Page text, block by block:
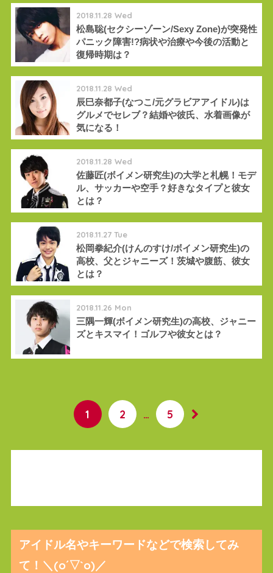
2018.11.28 Wed
松島聡(セクシーゾーン/Sexy Zone)が突発性
パニック障害!?病状や治療や今後の活動と
復帰時期は？
2018.11.28 Wed
辰巳奈都子(なつこ/元グラビアアイドル)は
グルメでセレブ？結婚や彼氏、水着画像が
気になる！
2018.11.28 Wed
佐藤匠(ボイメン研究生)の大学と札幌！モデ
ル、サッカーや空手？好きなタイプと彼女
とは？
2018.11.27 Tue
松岡拳紀介(けんのすけ/ボイメン研究生)の
高校、父とジャニーズ！茨城や腹筋、彼女
とは？
2018.11.26 Mon
三隅一輝(ボイメン研究生)の高校、ジャニー
ズとキスマイ！ゴルフや彼女とは？
1 2 … 5
アイドル名やキーワードなどで検索してみ
て！＼(o´▽`o)／